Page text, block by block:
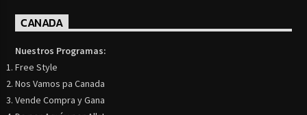
CANADA
Nuestros Programas:
Free Style
Nos Vamos pa Canada
Vende Compra y Gana